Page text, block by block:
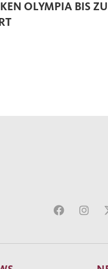
OLYMPIA BIS